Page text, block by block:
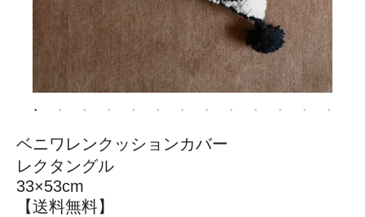
ベニワレンクッションカバー
レクタングル
33×53cm
【送料無料】